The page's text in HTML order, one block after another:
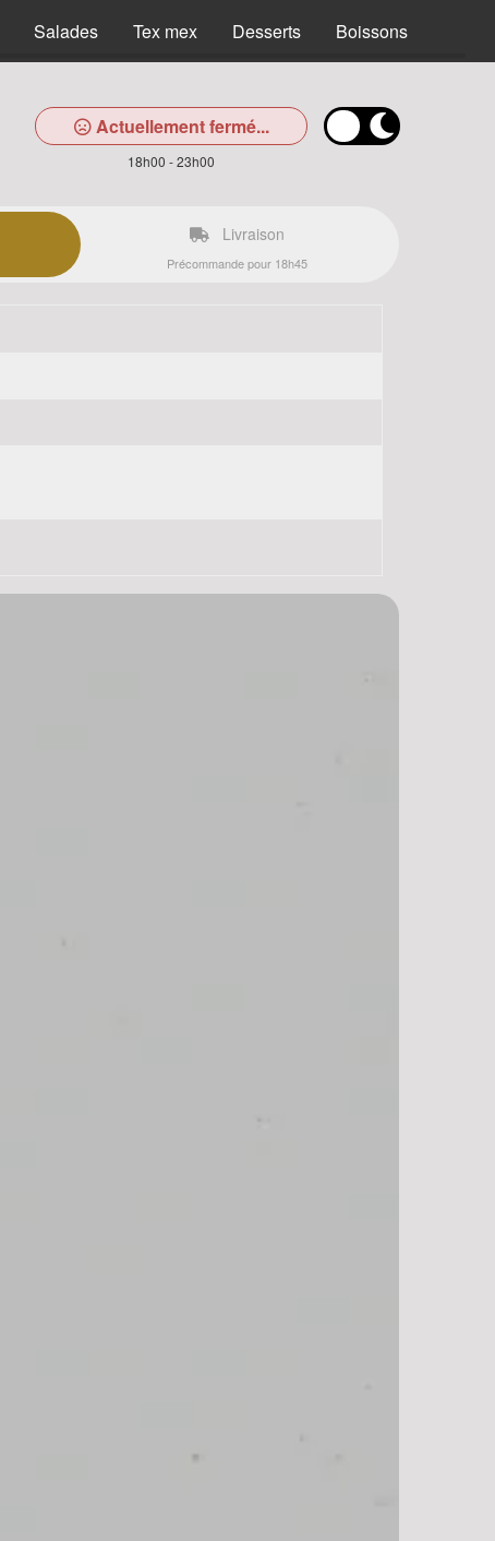
Salades Tex mex Desserts Boissons
Actuellement fermé...
18h00 - 23h00
Livraison
Précommande pour 18h45